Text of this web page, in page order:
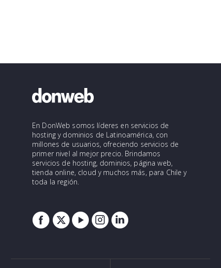
En DonWeb somos líderes en servicios de
hosting y dominios de Latinoamérica, con
millones de usuarios, ofreciendo servicios de
primer nivel al mejor precio. Brindamos
servicios de hosting, dominios, página web,
tienda online, cloud y muchos más, para Chile y
toda la región.